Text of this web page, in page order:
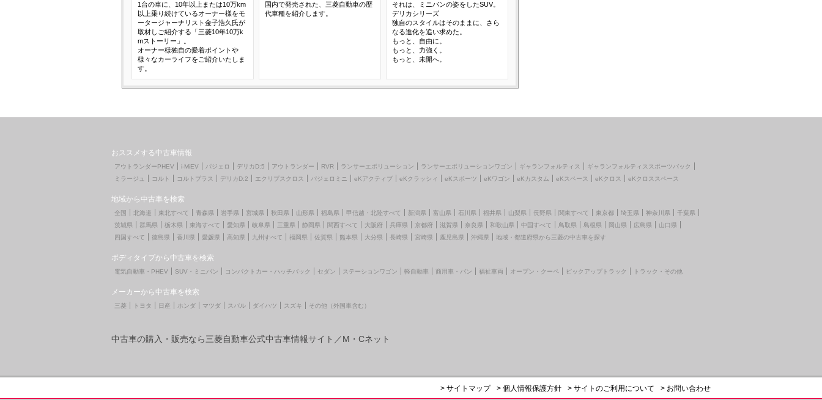
1台の車に、10年以上または10万km
以上乗り続けているオーナー様をモ
ータージャーナリスト金子浩久氏が
取材しご紹介する「三菱10年10万k
mストーリー」。
オーナー様独自の愛着ポイントや
様々なカーライフをご紹介いたしま
す。
国内で発売された、三菱自動車の歴
代車種を紹介します。
それは、ミニバンの姿をしたSUV。
デリカシリーズ
独自のスタイルはそのままに、さら
なる進化を追い求めた。
もっと、自由に。
もっと、力強く。
もっと、未開へ。
おススメする中古車情報
アウトランダーPHEV i-MiEV パジェロ デリカD:5 アウトランダー RVR ランサーエボリューション ランサーエボリューションワゴン ギャランフォルティス
ギャランフォルティススポーツバック
ミラージュ
コルト コルトプラス デリカD:2 エクリプスクロス パジェロミニ eKアクティブ eKクラッシィ eKスポーツ eKワゴン eKカスタム eKスペース eKクロス eKクロススペース
地域から中古車を検索
全国 北海道 東北すべて 青森県 岩手県 宮城県 秋田県 山形県 福島県 甲信越・北陸すべて 新潟県 富山県 石川県 福井県 山梨県 長野県 関東すべて 東京都 埼玉県 神奈川県
千葉県
茨城県
群馬県 栃木県 東海すべて 愛知県 岐阜県 三重県 静岡県 関西すべて 大阪府 兵庫県 京都府 滋賀県 奈良県 和歌山県 中国すべて 鳥取県 島根県 岡山県 広島県
山口県
四国すべて
徳島県 香川県 愛媛県 高知県 九州すべて 福岡県 佐賀県 熊本県 大分県 長崎県 宮崎県 鹿児島県 沖縄県 地域・都道府県から三菱の中古車を探す
ボディタイプから中古車を検索
電気自動車・PHEV SUV・ミニバン コンパクトカー・ハッチバック セダン ステーションワゴン 軽自動車 商用車・バン 福祉車両 オープン・クーペ ピックアップトラック トラック・その他
メーカーから中古車を検索
三菱 トヨタ 日産 ホンダ マツダ スバル ダイハツ スズキ その他（外国車含む）
中古車の購入・販売なら三菱自動車公式中古車情報サイト／M・Cネット
> サイトマップ > 個人情報保護方針 > サイトのご利用について > お問い合わせ